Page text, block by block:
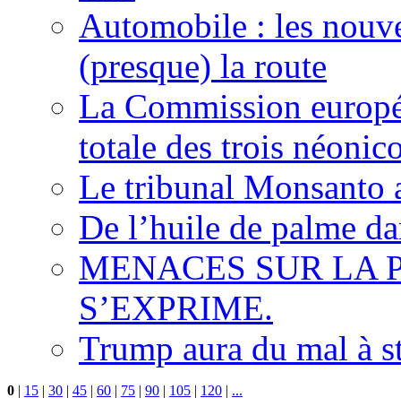
Automobile : les
(presque) la route
La Commission
totale des trois
Le tribunal Monsanto
De l’huile de palme
MENACES SUR LA
S’EXPRIME.
Trump aura du mal à
0 | 15 | 30 | 45 | 60 | 75 | 90 | 105 | 120 | ...